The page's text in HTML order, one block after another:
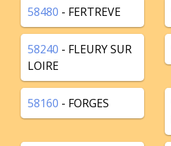
58480 - FERTREVE
58240 - FLEURY SUR
LOIRE
58160 - FORGES